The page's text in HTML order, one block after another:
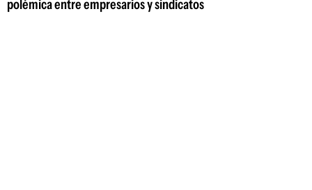
polémica entre empresarios y sindicatos